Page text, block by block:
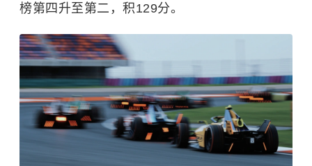
榜第四升至第二，积129分。